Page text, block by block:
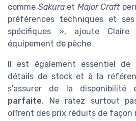
comme Sakuraet Major Craft
préférences techniques et
spécifiques », ajoute Claire
équipement de pêche.
Il est également essentiel
détails de stock et à la
s'assurer de la
parfaite. Ne ratez surtout
offrent des prix réduits de façon